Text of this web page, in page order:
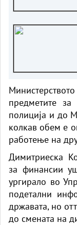
предметите
полиција и до
колкав обем е
работење на
Димитриеска
за финансии
ургирало во
подетални
државата, но
до смената на